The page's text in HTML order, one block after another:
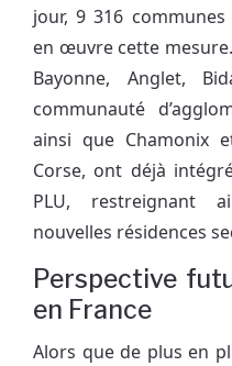
jour, 9 316
en œuvre cette
Bayonne, Anglet,
communauté
ainsi que Chamonix
Corse, ont déjà
PLU, restreignant
nouvelles résidences
Perspective
en France
Alors que de plus en